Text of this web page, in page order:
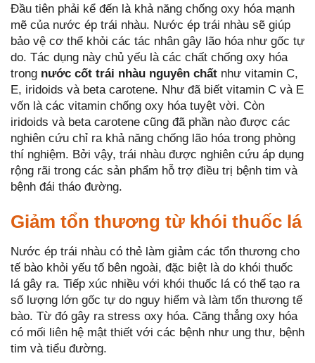
Đầu tiên phải kể đến là khả năng chống oxy hóa mạnh
mẽ của nước ép trái nhàu. Nước ép trái nhàu sẽ giúp
bảo vệ cơ thể khỏi các tác nhân gây lão hóa như gốc tự
do. Tác dụng này chủ yếu là các chất chống oxy hóa
trong nước cốt trái nhàu nguyên chất như vitamin C,
E, iridoids và beta carotene. Như đã biết vitamin C và E
vốn là các vitamin chống oxy hóa tuyệt vời. Còn
iridoids và beta carotene cũng đã phần nào được các
nghiên cứu chỉ ra khả năng chống lão hóa trong phòng
thí nghiệm. Bởi vậy, trái nhàu được nghiên cứu áp dụng
rộng rãi trong các sản phẩm hỗ trợ điều trị bệnh tim và
bệnh đái tháo đường.
Giảm tổn thương từ khói thuốc lá
Nước ép trái nhàu có thẻ làm giảm các tổn thương cho
tế bào khỏi yếu tố bên ngoài, đặc biệt là do khói thuốc
lá gây ra. Tiếp xúc nhiều với khói thuốc lá có thể tạo ra
số lượng lớn gốc tự do nguy hiểm và làm tổn thương tế
bào. Từ đó gây ra stress oxy hóa. Căng thẳng oxy hóa
có mối liên hệ mật thiết với các bệnh như ung thư, bệnh
tim và tiểu đường.